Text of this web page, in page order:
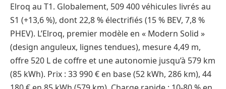
Elroq au T1. Globalement, 509 400 véhicules livrés au
S1 (+13,6 %), dont 22,8 % électrifiés (15 % BEV, 7,8 %
PHEV). L’Elroq, premier modèle en « Modern Solid »
(design anguleux, lignes tendues), mesure 4,49 m,
offre 520 L de coffre et une autonomie jusqu’à 579 km
(85 kWh). Prix : 33 990 € en base (52 kWh, 286 km), 44